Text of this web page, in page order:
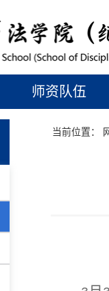
师资队伍
当前位置：